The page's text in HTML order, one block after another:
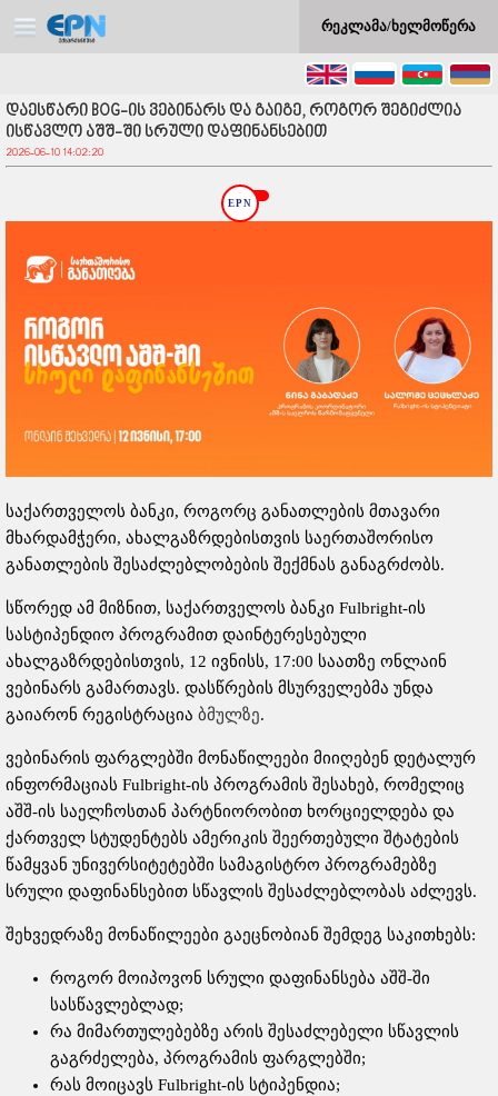
რეკლამა/ხელმოწერა
დაესწარი BOG-ის ვებინარს და გაიგე, როგორ შეგიძლია
ისწავლო აშშ-ში სრული დაფინანსებით
2026-06-10 14:02:20
საქართველოს ბანკი, როგორც განათლების მთავარი
მხარდამჭერი, ახალგაზრდებისთვის საერთაშორისო
განათლების შესაძლებლობების შექმნას განაგრძობს.
სწორედ ამ მიზნით, საქართველოს ბანკი Fulbright-ის
სასტიპენდიო პროგრამით დაინტერესებული
ახალგაზრდებისთვის, 12 ივნისს, 17:00 საათზე ონლაინ
ვებინარს გამართავს. დასწრების მსურველებმა უნდა
გაიარონ რეგისტრაცია ბმულზე.
ვებინარის ფარგლებში მონაწილეები მიიღებენ დეტალურ
ინფორმაციას Fulbright-ის პროგრამის შესახებ, რომელიც
აშშ-ის საელჩოსთან პარტნიორობით ხორციელდება და
ქართველ სტუდენტებს ამერიკის შეერთებული შტატების
წამყვან უნივერსიტეტებში სამაგისტრო პროგრამებზე
სრული დაფინანსებით სწავლის შესაძლებლობას აძლევს.
შეხვედრაზე მონაწილეები გაეცნობიან შემდეგ საკითხებს:
როგორ მოიპოვონ სრული დაფინანსება აშშ-ში
სასწავლებლად;
რა მიმართულებებზე არის შესაძლებელი სწავლის
გაგრძელება, პროგრამის ფარგლებში;
რას მოიცავს Fulbright-ის სტიპენდია;